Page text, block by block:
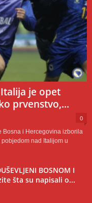
Italija je opet
prvenstvo,...
0
Bosna i Hercegovina izborila
nad Italijom u
BOSNOM I
šta su napisali o...